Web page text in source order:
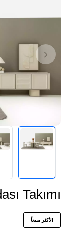
Takımı
الأكثر مبيعاً